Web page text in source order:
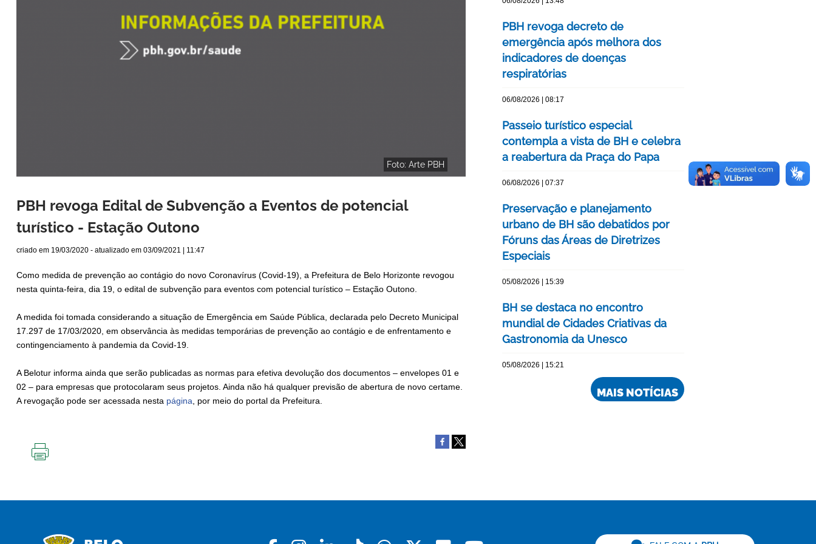
Foto: Arte PBH
PBH revoga Edital de Subvenção a Eventos de potencial
turístico - Estação Outono
criado em 19/03/2020 - atualizado em 03/09/2021 | 11:47
Como medida de prevenção ao contágio do novo Coronavírus (Covid-19), a Prefeitura de Belo Horizonte revogou
nesta quinta-feira, dia 19, o edital de subvenção para eventos com potencial turístico – Estação Outono.
A medida foi tomada considerando a situação de Emergência em Saúde Pública, declarada pelo Decreto Municipal
17.297 de 17/03/2020, em observância às medidas temporárias de prevenção ao contágio e de enfrentamento e
contingenciamento à pandemia da Covid-19.
A Belotur informa ainda que serão publicadas as normas para efetiva devolução dos documentos – envelopes 01 e
02 – para empresas que protocolaram seus projetos. Ainda não há qualquer previsão de abertura de novo certame.
A revogação pode ser acessada nesta página, por meio do portal da Prefeitura.
PBH revoga decreto de
emergência após melhora dos
indicadores de doenças
respiratórias
06/08/2026 | 08:17
Passeio turístico especial
contempla a vista de BH e celebra
a reabertura da Praça do Papa
06/08/2026 | 07:37
Preservação e planejamento
urbano de BH são debatidos por
Fóruns das Áreas de Diretrizes
Especiais
05/08/2026 | 15:39
BH se destaca no encontro
mundial de Cidades Criativas da
Gastronomia da Unesco
05/08/2026 | 15:21
MAIS NOTÍCIAS